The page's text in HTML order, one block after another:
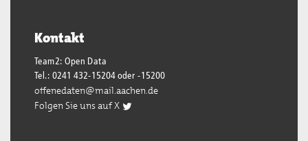
Kontakt
Team2: Open Data
Tel.: 0241 432-15204 oder -15200
offenedaten@mail.aachen.de
Folgen Sie uns auf X